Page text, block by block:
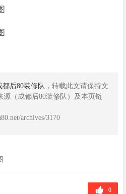
都后80装修队 ，转载此文请保持文
源（成都后80装修队）及本页链
archives/3170
0